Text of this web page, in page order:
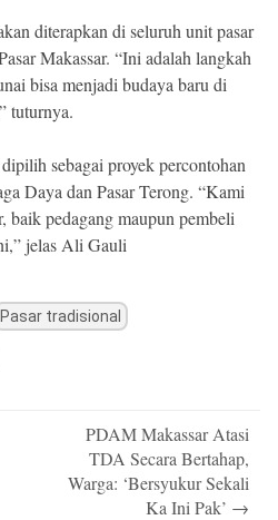
diterapkan di seluruh unit pasar
Makassar. “Ini adalah langkah
bisa menjadi budaya baru di
tuturnya.
sebagai proyek percontohan
Daya dan Pasar Terong. “Kami
baik pedagang maupun pembeli
jelas Ali Gauli
Pasar tradisional
PDAM Makassar Atasi
TDA Secara Bertahap,
Warga: ‘Bersyukur Sekali
Ka Ini Pak’ →